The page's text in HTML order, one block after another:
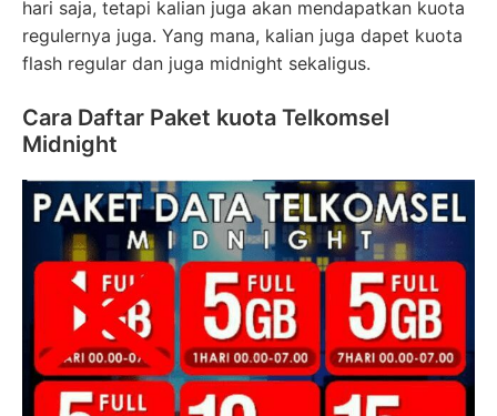
hari saja, tetapi kalian juga akan mendapatkan kuota
regulernya juga. Yang mana, kalian juga dapet kuota
flash regular dan juga midnight sekaligus.
Cara Daftar Paket kuota Telkomsel
Midnight